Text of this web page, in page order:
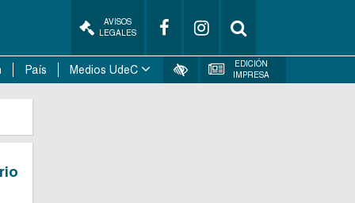
AVISOS
LEGALES
País Medios UdeC
EDICIÓN
IMPRESA